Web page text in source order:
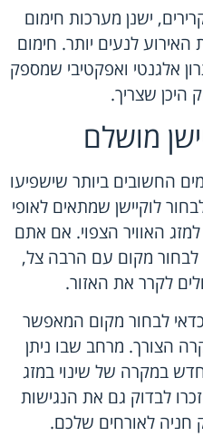
ישנן מערכות חימום
לנעים יותר. חימום
אלגנטי ואפקטיבי שמספק
היכן שצריך.
מושלם
החשובים ביותר שישפיעו
לוקיישן שמתאים לאופי
האוויר הצפוי. אם אתם
לבחור מקום עם הרבה צל,
לקרר את האזור.
לבחור מקום המאפשר
הצורך. מרחב שבו ניתן
במקרה של שינוי במזג
לבדוק גם את הנגישות
לאורחים שלכם.